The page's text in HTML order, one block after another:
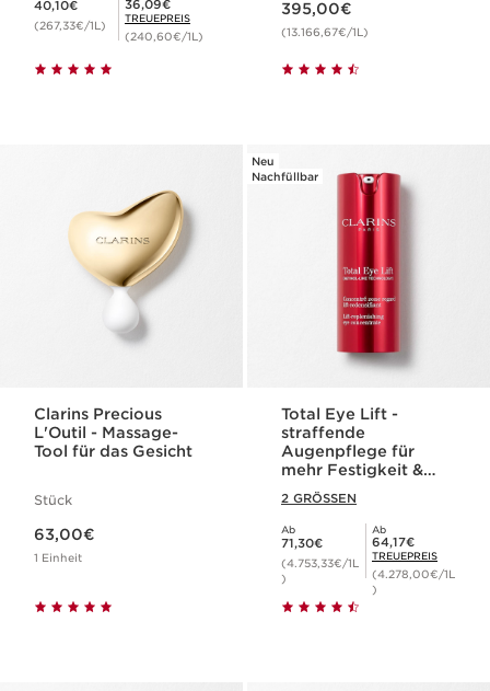
40,10€
(267,33€/1L)
Mitgliederpreis 36,09€
36,09€
TREUEPREIS
(240,60€/1L)
395,00€
(13.166,67€/1L)
Clarins Precious
L'Outil - Massage-
Tool für das Gesicht
Stück
63,00€
1 Einheit
Neu
Nachfüllbar
Total Eye Lift -
straffende
Augenpflege für
mehr Festigkeit &
Hautdichte
2 GRÖSSEN
Ab
Aktueller Preis 71,30€
71,30€
(4.753,33€/1L
)
Ab
Mitgliederpreis 64,17€
64,17€
TREUEPREIS
(4.278,00€/1L
)